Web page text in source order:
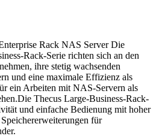
Rack NAS Server Die
Rack-Serie richten sich an den
ihre stetig wachsenden
und eine maximale Effizienz als
ein Arbeiten mit NAS-Servern als
Thecus Large-Business-Rack-
und einfache Bedienung mit hoher
für